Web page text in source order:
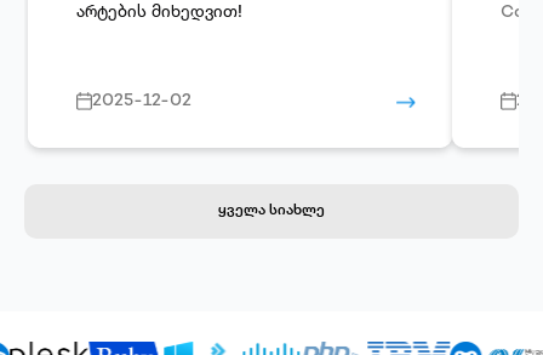
არტების მიხედვით!
2025-12-02
ყველა სიახლე